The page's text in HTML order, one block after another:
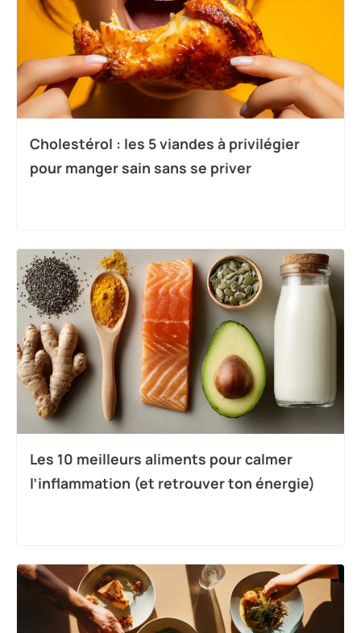
Cholestérol : les 5 viandes à privilégier
pour manger sain sans se priver
Les 10 meilleurs aliments pour calmer
l’inflammation (et retrouver ton énergie)